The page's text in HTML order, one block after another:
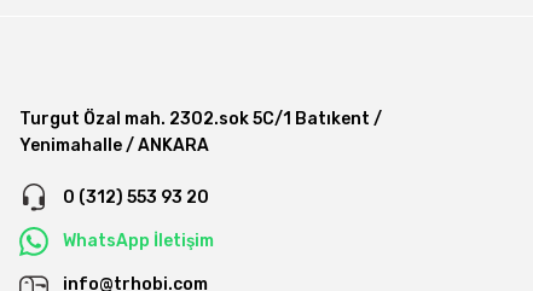
Turgut Özal mah. 2302.sok 5C/1 Batıkent /
Yenimahalle / ANKARA
0 (312) 553 93 20
WhatsApp İletişim
info@trhobi.com